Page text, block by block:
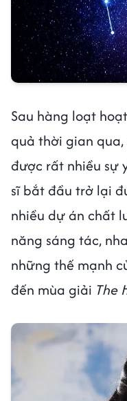
Sau hàng loạt
quả thời gian qua,
được rất nhiều sự
sĩ bắt đầu trở lại
nhiều dự án chất
năng sáng tác,
những thế mạnh
đến mùa giải The